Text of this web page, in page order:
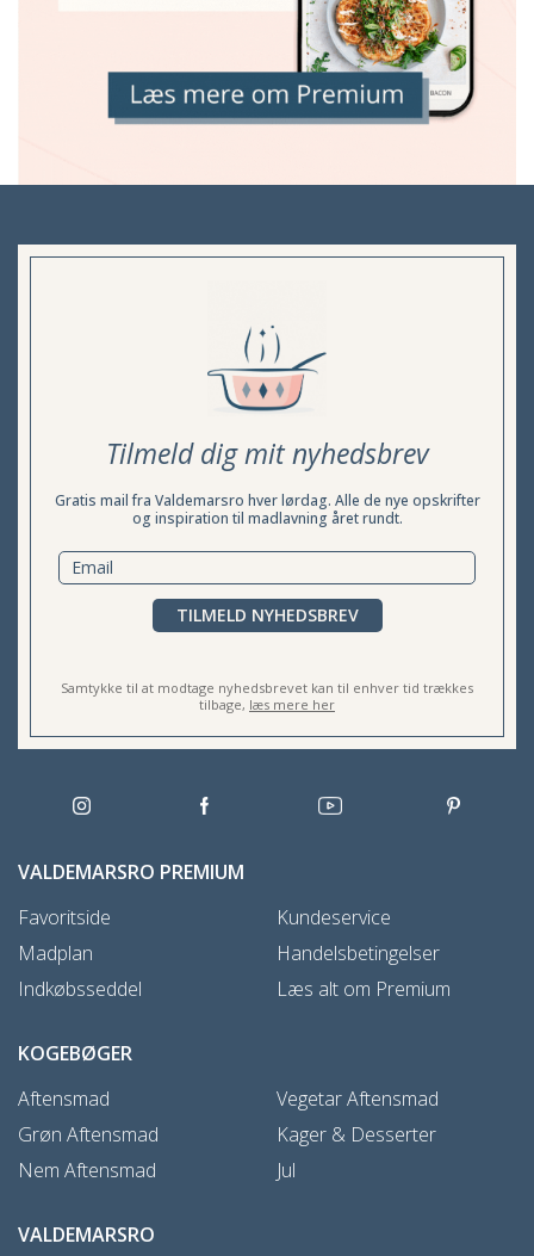
Tilmeld dig mit nyhedsbrev
Gratis mail fra Valdemarsro hver lørdag. Alle de nye opskrifter
og inspiration til madlavning året rundt.
TILMELD NYHEDSBREV
Samtykke til at modtage nyhedsbrevet kan til enhver tid trækkes
tilbage, læs mere her
VALDEMARSRO PREMIUM
Favoritside
Madplan
Indkøbsseddel
Kundeservice
Handelsbetingelser
Læs alt om Premium
KOGEBØGER
Aftensmad
Grøn Aftensmad
Nem Aftensmad
Vegetar Aftensmad
Kager & Desserter
Jul
VALDEMARSRO